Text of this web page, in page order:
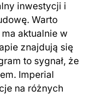
inwestycji i
Warto
aktualnie w
znajdują się
to sygnał, że
Imperial
na różnych